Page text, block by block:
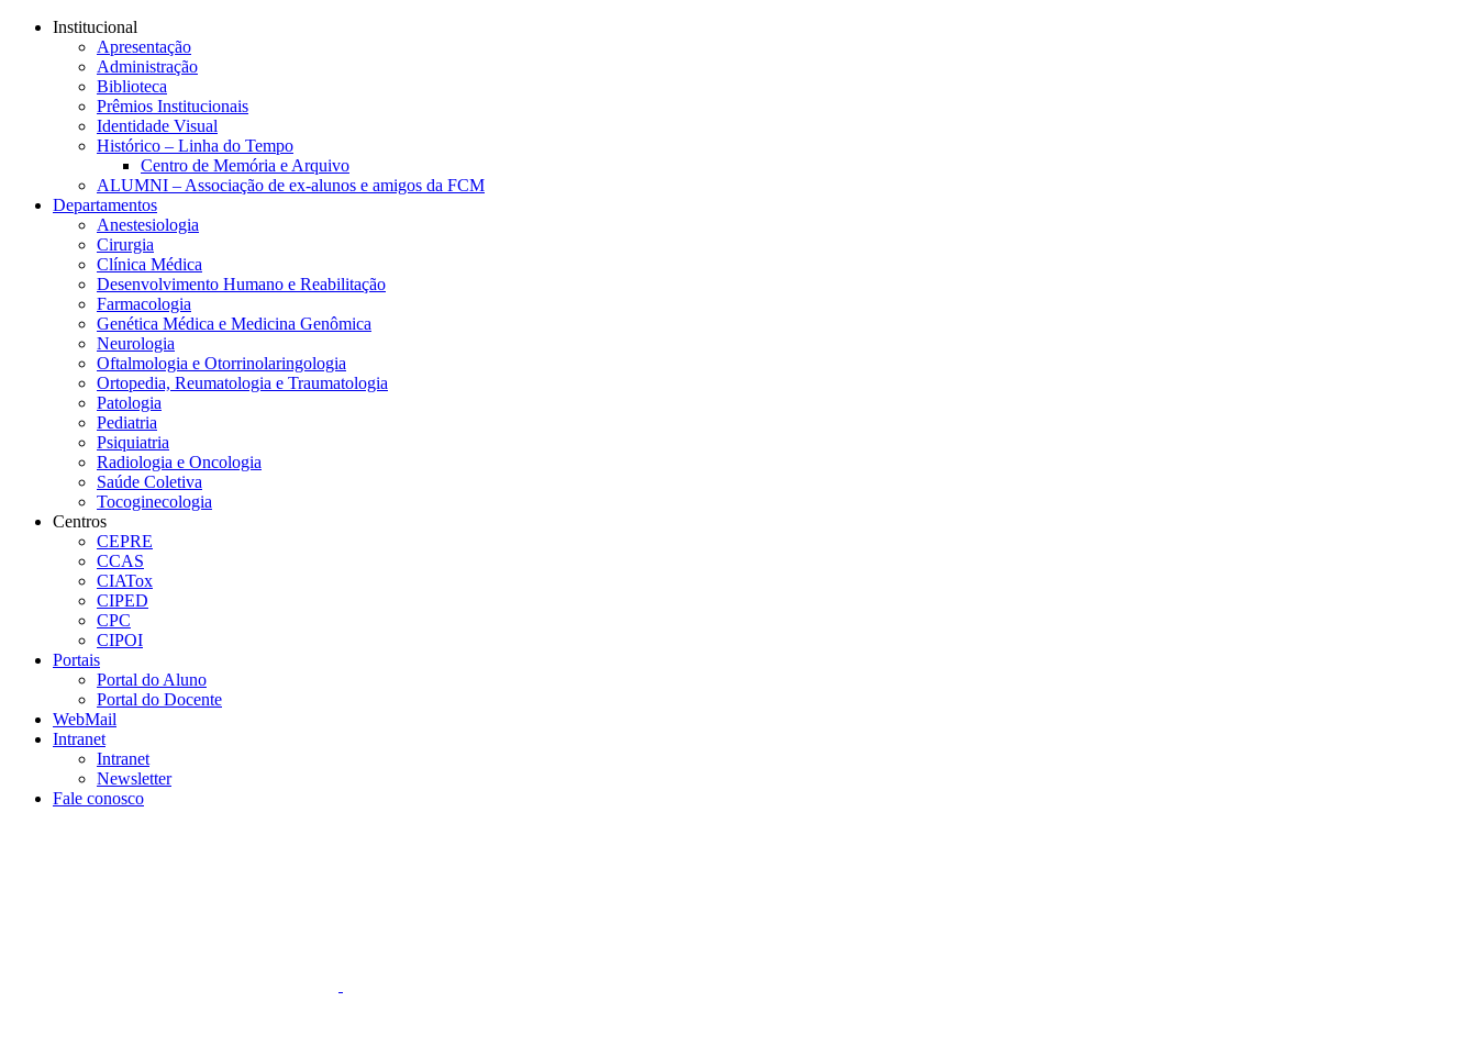
Conteúdo principal
Institucional
Apresentação
Administração
Biblioteca
Prêmios Institucionais
Identidade Visual
Histórico – Linha do Tempo
Centro de Memória e Arquivo
ALUMNI – Associação de ex-alunos e amigos da FCM
Departamentos
Anestesiologia
Cirurgia
Clínica Médica
Desenvolvimento Humano e Reabilitação
Farmacologia
Genética Médica e Medicina Genômica
Neurologia
Oftalmologia e Otorrinolaringologia
Ortopedia, Reumatologia e Traumatologia
Patologia
Pediatria
Psiquiatria
Radiologia e Oncologia
Saúde Coletiva
Tocoginecologia
Centros
CEPRE
CCAS
CIATox
CIPED
CPC
CIPOI
Portais
Portal do Aluno
Portal do Docente
WebMail
Intranet
Intranet
Newsletter
Fale conosco